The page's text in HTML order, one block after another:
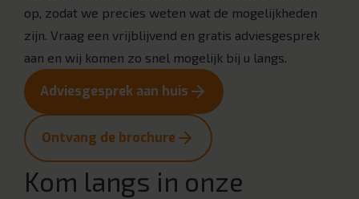
op, zodat we precies weten wat de mogelijkheden
zijn. Vraag een vrijblijvend en gratis adviesgesprek
aan en wij komen zo snel mogelijk bij u langs.
Adviesgesprek aan huis
Ontvang de brochure
Kom langs in onze